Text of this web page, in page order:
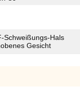
Schweißungs-Hals
Gesicht